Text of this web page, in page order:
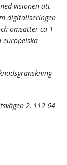
visionen att
digitaliseringen
omsätter ca 1
europeiska
2, 112 64